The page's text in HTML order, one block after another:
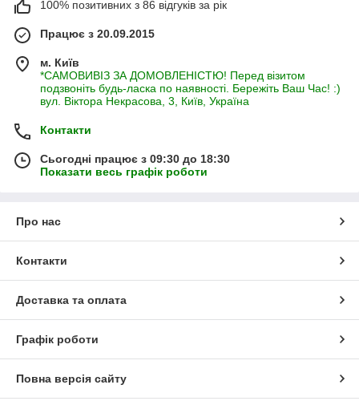
100% позитивних з 86 відгуків за рік
Працює з 20.09.2015
м. Київ
*САМОВИВІЗ ЗА ДОМОВЛЕНІСТЮ! Перед візитом
подзвоніть будь-ласка по наявності. Бережіть Ваш Час! :)
вул. Віктора Некрасова, 3, Київ, Україна
Контакти
Сьогодні працює з 09:30 до 18:30
Показати весь графік роботи
Про нас
Контакти
Доставка та оплата
Графік роботи
Повна версія сайту